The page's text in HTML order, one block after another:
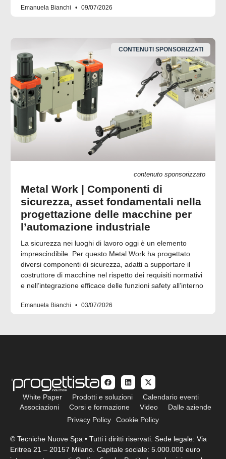
Emanuela Bianchi 09/07/2026
CONTENUTI SPONSORIZZATI
contenuto sponsorizzato
Metal Work | Componenti di
sicurezza, asset fondamentali nella
progettazione delle macchine per
l’automazione industriale
La sicurezza nei luoghi di lavoro oggi è un elemento
imprescindibile. Per questo Metal Work ha progettato
diversi componenti di sicurezza, adatti a supportare il
costruttore di macchine nel rispetto dei requisiti normativi
e nell’integrazione efficace delle funzioni safety all’interno
Emanuela Bianchi 03/07/2026
White Paper Prodotti e soluzioni
Calendario eventi
Associazioni
Corsi e formazione Video
Dalle aziende
Privacy Policy
Cookie Policy
© Tecniche Nuove Spa • Tutti i diritti riservati. Sede legale: Via
Eritrea 21 – 20157 Milano. Capitale sociale: 5.000.000 euro